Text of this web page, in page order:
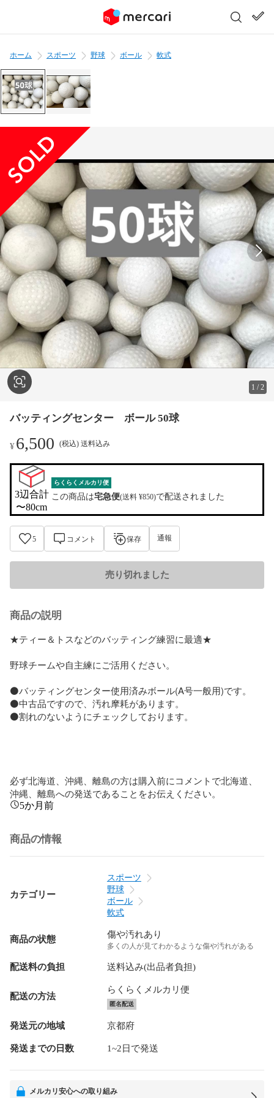
ホーム スポーツ 野球 ボール 軟式
1 /2
バッティングセンター ボール 50球
¥6,500 (税込) 送料込み
3辺合計
〜80cm
らくらくメルカリ便
この商品は宅急便(送料 ¥850)で配送されました
5 コメント 保存 通報
売り切れました
商品の説明
★ティー＆トスなどのバッティング練習に最適★
野球チームや自主練にご活用ください。
⚫️バッティングセンター使用済みボール(A号一般用)です。
⚫️中古品ですので、汚れ摩耗があります。
⚫️割れのないようにチェックしております。
必ず北海道、沖縄、離島の方は購入前にコメントで北海道、
沖縄、離島への発送であることをお伝えください。
5か月前
商品の情報
カテゴリー
スポーツ
野球
ボール
軟式
商品の状態 傷や汚れあり
多くの人が見てわかるような傷や汚れがある
配送料の負担 送料込み(出品者負担)
配送の方法
らくらくメルカリ便
匿名配送
発送元の地域 京都府
発送までの日数 1~2日で発送
メルカリ安心への取り組み